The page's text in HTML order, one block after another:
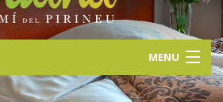
MENU
DESCOBREIX